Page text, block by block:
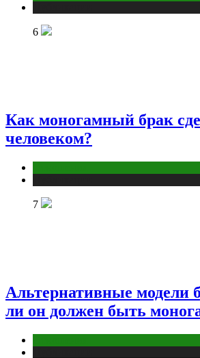
6
Как моногамный брак
человеком?
7
Альтернативные модели
ли он должен быть